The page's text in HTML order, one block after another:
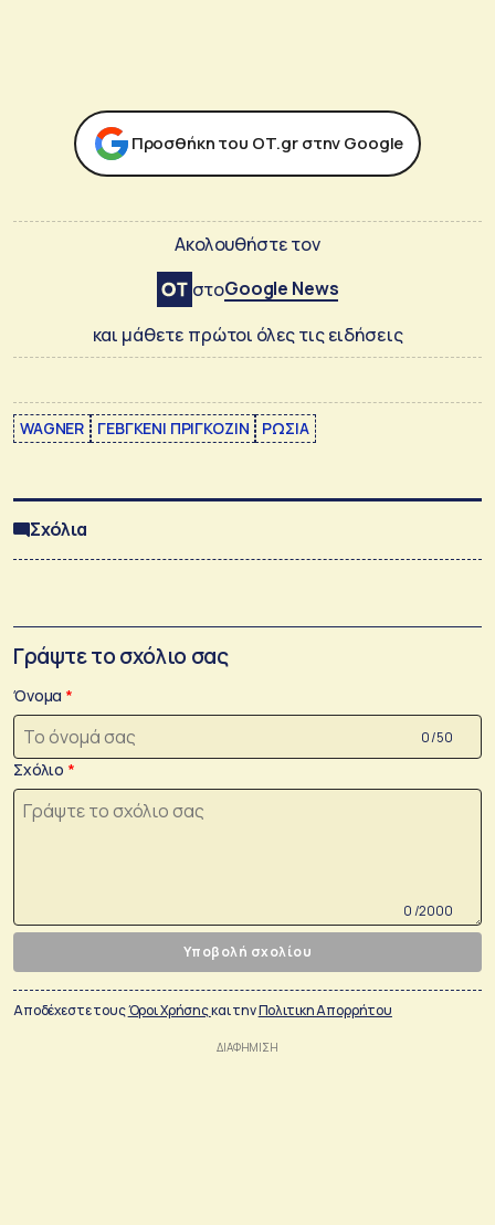
Προσθήκη του ΟΤ.gr στην Google
Ακολουθήστε τον
στοGoogle News
και μάθετε πρώτοι όλες τις ειδήσεις
WAGNER ΓΕΒΓΚΕΝΙ ΠΡΙΓΚΟΖΙΝ ΡΩΣΙΑ
Σχόλια
Γράψτε το σχόλιο σας
Όνομα
0 /50
Σχόλιο
0 /2000
Υποβολή σχολίου
Αποδέχεστε τουςΌροι Χρήσηςκαι τηνΠολιτικη Απορρήτου